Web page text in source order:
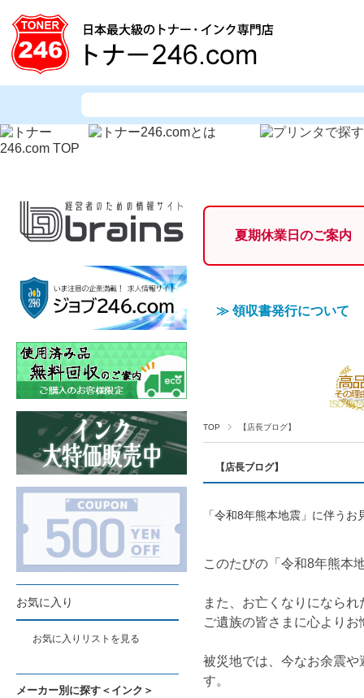
夏期休業日のご案内
≫ 領収書発行について
TOP 【店長ブログ】
【店長ブログ】
「令和8年熊本地震」に伴うお
このたびの「令和8年熊本
また、お亡くなりになら
ご遺族の皆さまに心より
被災地では、今なお余震
す。
お気に入り
お気に入りリストを見る
メーカー別に探す＜インク＞